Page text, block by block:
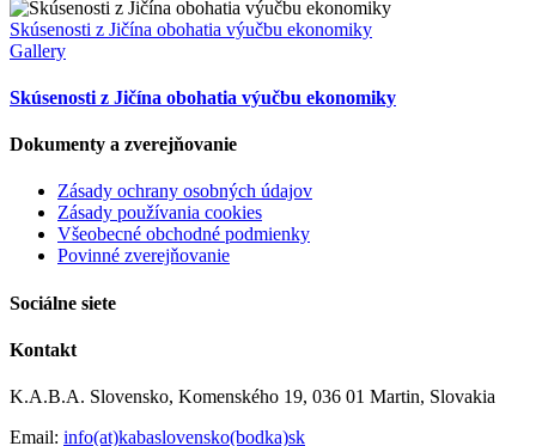
Skúsenosti z Jičína obohatia výučbu ekonomiky
Gallery
Skúsenosti z Jičína obohatia výučbu ekonomiky
Dokumenty a zverejňovanie
Zásady ochrany osobných údajov
Zásady používania cookies
Všeobecné obchodné podmienky
Povinné zverejňovanie
Sociálne siete
Kontakt
K.A.B.A. Slovensko, Komenského 19, 036 01 Martin, Slovakia
Email: info(at)kabaslovensko(bodka)sk